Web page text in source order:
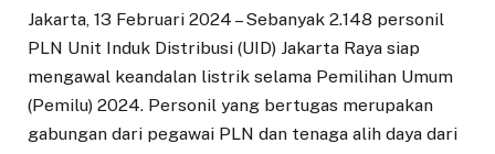
Jakarta, 13 Februari 2024 – Sebanyak 2.148 personil
PLN Unit Induk Distribusi (UID) Jakarta Raya siap
mengawal keandalan listrik selama Pemilihan Umum
(Pemilu) 2024. Personil yang bertugas merupakan
gabungan dari pegawai PLN dan tenaga alih daya dari